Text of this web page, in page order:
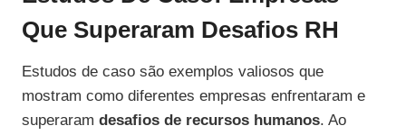
Que Superaram Desafios RH
Estudos de caso são exemplos valiosos que
mostram como diferentes empresas enfrentaram e
superaram desafios de recursos humanos. Ao